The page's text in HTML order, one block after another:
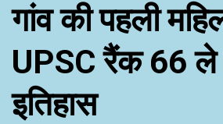
गांव की पहली
UPSC रैंक 66 ले
इतिहास